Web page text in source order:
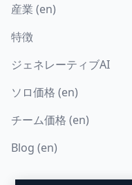
産業 (en)
特徴
ジェネレーティブAI
ソロ価格 (en)
チーム価格 (en)
Blog (en)